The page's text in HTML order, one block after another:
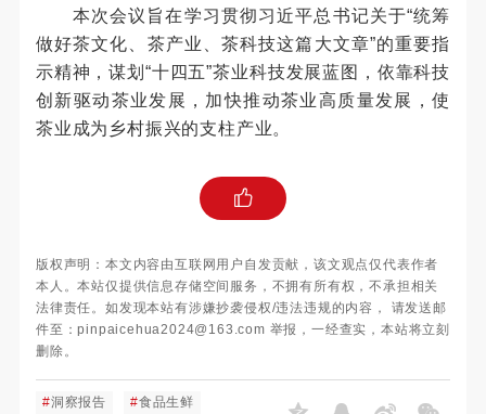
本次会议旨在学习贯彻习近平总书记关于“统筹
做好茶文化、茶产业、茶科技这篇大文章”的重要指
示精神，谋划“十四五”茶业科技发展蓝图，依靠科技
创新驱动茶业发展，加快推动茶业高质量发展，使
茶业成为乡村振兴的支柱产业。
版权声明：本文内容由互联网用户自发贡献，该文观点仅代表作者
本人。本站仅提供信息存储空间服务，不拥有所有权，不承担相关
法律责任。如发现本站有涉嫌抄袭侵权/违法违规的内容， 请发送邮
件至：pinpaicehua2024@163.com 举报，一经查实，本站将立刻
删除。
#洞察报告 #食品生鲜